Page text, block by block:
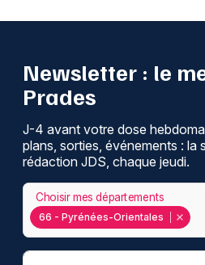
Newsletter : le
Prades
J-4 avant votre dose
plans, sorties, événements : la
rédaction JDS, chaque jeudi.
66 - Pyrénées-Orientales
Choisir mes départements